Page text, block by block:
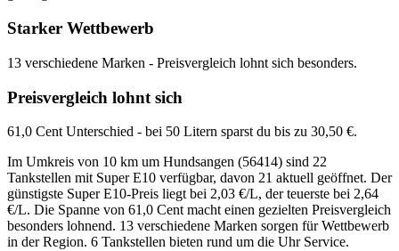
Starker Wettbewerb
13 verschiedene Marken - Preisvergleich lohnt sich besonders.
Preisvergleich lohnt sich
61,0 Cent Unterschied - bei 50 Litern sparst du bis zu 30,50 €.
Im Umkreis von 10 km um Hundsangen (56414) sind 22
Tankstellen mit Super E10 verfügbar, davon 21 aktuell geöffnet. Der
günstigste Super E10-Preis liegt bei 2,03 €/L, der teuerste bei 2,64
€/L. Die Spanne von 61,0 Cent macht einen gezielten Preisvergleich
besonders lohnend. 13 verschiedene Marken sorgen für Wettbewerb
in der Region. 6 Tankstellen bieten rund um die Uhr Service.